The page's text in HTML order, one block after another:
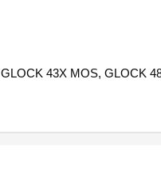
43X MOS, GLOCK